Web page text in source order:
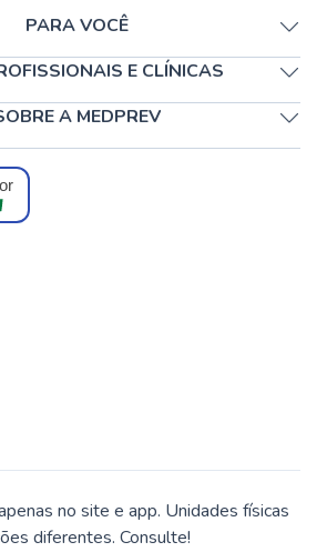
PARA VOCÊ
E CLÍNICAS
A MEDPREV
no site e app. Unidades físicas
diferentes. Consulte!